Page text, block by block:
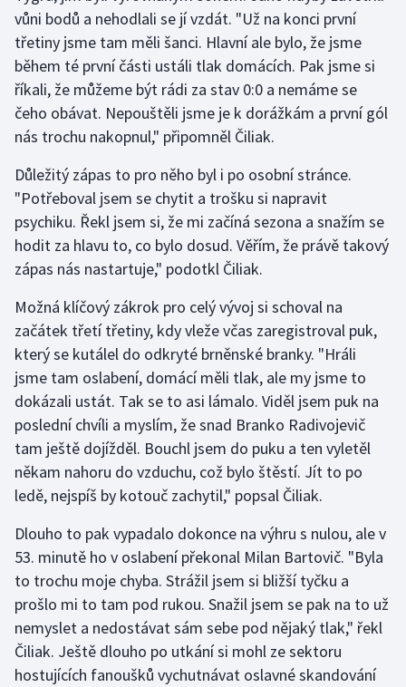
Stolní tenis
Triatlon
Veslování
Vodní slalom
Volejbal
Ostatní
vůni bodů a nehodlali se jí vzdát. "Už na konci první
třetiny jsme tam měli šanci. Hlavní ale bylo, že jsme
během té první části ustáli tlak domácích. Pak jsme si
říkali, že můžeme být rádi za stav 0:0 a nemáme se
čeho obávat. Nepouštěli jsme je k dorážkám a první gól
nás trochu nakopnul," připomněl Čiliak.
Důležitý zápas to pro něho byl i po osobní stránce.
"Potřeboval jsem se chytit a trošku si napravit
psychiku. Řekl jsem si, že mi začíná sezona a snažím se
hodit za hlavu to, co bylo dosud. Věřím, že právě takový
zápas nás nastartuje," podotkl Čiliak.
Možná klíčový zákrok pro celý vývoj si schoval na
začátek třetí třetiny, kdy vleže včas zaregistroval puk,
který se kutálel do odkryté brněnské branky. "Hráli
jsme tam oslabení, domácí měli tlak, ale my jsme to
dokázali ustát. Tak se to asi lámalo. Viděl jsem puk na
poslední chvíli a myslím, že snad Branko Radivojevič
tam ještě dojížděl. Bouchl jsem do puku a ten vyletěl
někam nahoru do vzduchu, což bylo štěstí. Jít to po
ledě, nejspíš by kotouč zachytil," popsal Čiliak.
Dlouho to pak vypadalo dokonce na výhru s nulou, ale v
53. minutě ho v oslabení překonal Milan Bartovič. "Byla
to trochu moje chyba. Strážil jsem si bližší tyčku a
prošlo mi to tam pod rukou. Snažil jsem se pak na to už
nemyslet a nedostávat sám sebe pod nějaký tlak," řekl
Čiliak. Ještě dlouho po utkání si mohl ze sektoru
hostujících fanoušků vychutnávat oslavné skandování